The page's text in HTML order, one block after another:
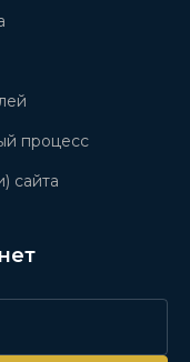
процесс
сайта